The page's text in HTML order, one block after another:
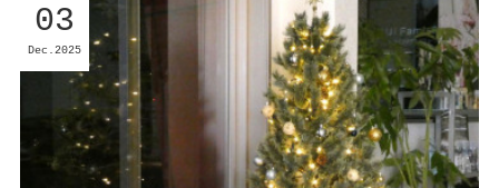
03
Dec 2025